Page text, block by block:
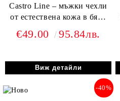
Castro Line – мъжки чехли
от естествена кожа в бяло
€49.00 95.84лв.
Виж детайли
-40%